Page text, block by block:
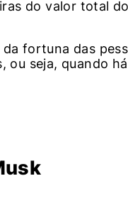
do valor total
fortuna das
ou seja, quando há